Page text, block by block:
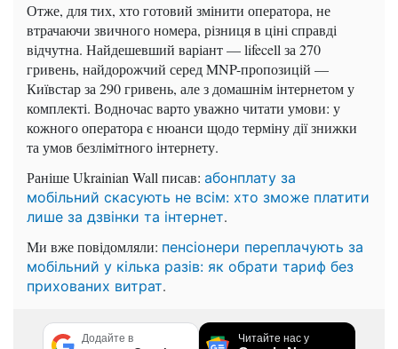
Отже, для тих, хто готовий змінити оператора, не
втрачаючи звичного номера, різниця в ціні справді
відчутна. Найдешевший варіант — lifecell за 270
гривень, найдорожчий серед MNP-пропозицій —
Київстар за 290 гривень, але з домашнім інтернетом у
комплекті. Водночас варто уважно читати умови: у
кожного оператора є нюанси щодо терміну дії знижки
та умов безлімітного інтернету.
Раніше Ukrainian Wall писав: абонплату за
мобільний скасують не всім: хто зможе платити
лише за дзвінки та інтернет.
Ми вже повідомляли: пенсіонери переплачують за
мобільний у кілька разів: як обрати тариф без
прихованих витрат.
Додайте в Читайте нас у